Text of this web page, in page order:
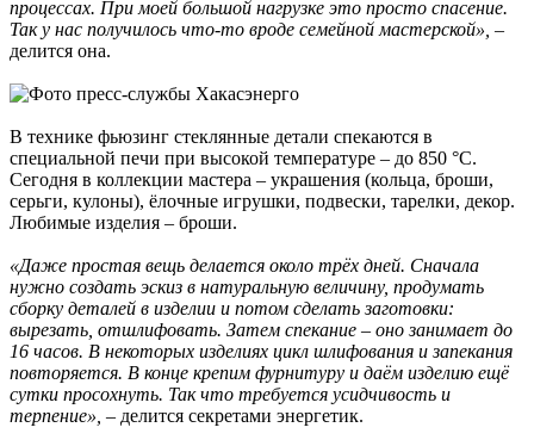
процессах. При моей большой нагрузке это просто спасение.
Так у нас получилось что-то вроде семейной мастерской», –
делится она.
В технике фьюзинг стеклянные детали спекаются в
специальной печи при высокой температуре – до 850 °C.
Сегодня в коллекции мастера – украшения (кольца, броши,
серьги, кулоны), ёлочные игрушки, подвески, тарелки, декор.
Любимые изделия – броши.
«Даже простая вещь делается около трёх дней. Сначала
нужно создать эскиз в натуральную величину, продумать
сборку деталей в изделии и потом сделать заготовки:
вырезать, отшлифовать. Затем спекание – оно занимает до
16 часов. В некоторых изделиях цикл шлифования и запекания
повторяется. В конце крепим фурнитуру и даём изделию ещё
сутки просохнуть. Так что требуется усидчивость и
терпение», – делится секретами энергетик.